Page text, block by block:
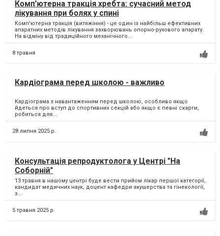
Комп'ютерна тракція хребта: сучасний метод
лікування при болях у спині
Комп'ютерна тракція (витяжіння) - це один із найбільш ефективних
апаратних методів лікування захворювань опорно-рухового апарату.
На відміну від традиційного механічного...
8 травня
Кардіограма перед школою - важливо
Кардіограма з навантаженням перед школою, особливо якщо
йдеться про вступ до спортивних секцій або якщо є певні скарги,
робиться для...
28 липня 2025 р.
Консультація репродуктолога у Центрі "На
Соборній"
13 травня в нашому центрі буде вести прийом лікар першої категорії,
кандидат медичних наук, доцент кафедри акушерства та гінекології,
з...
5 травня 2025 р.